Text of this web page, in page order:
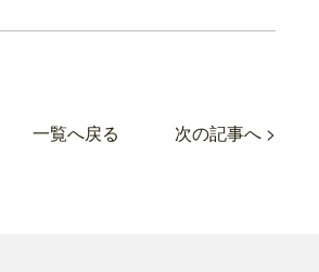
一覧へ戻る 次の記事へ >